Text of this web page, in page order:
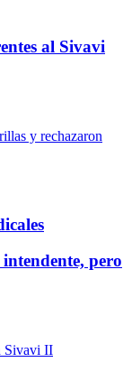
al Sivavi
pero